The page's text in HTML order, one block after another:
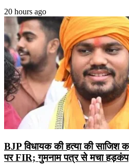
20 hours ago
BJP विधायक की हत्या की साजिश
पर FIR; गुमनाम पत्र से मचा हड़कंप